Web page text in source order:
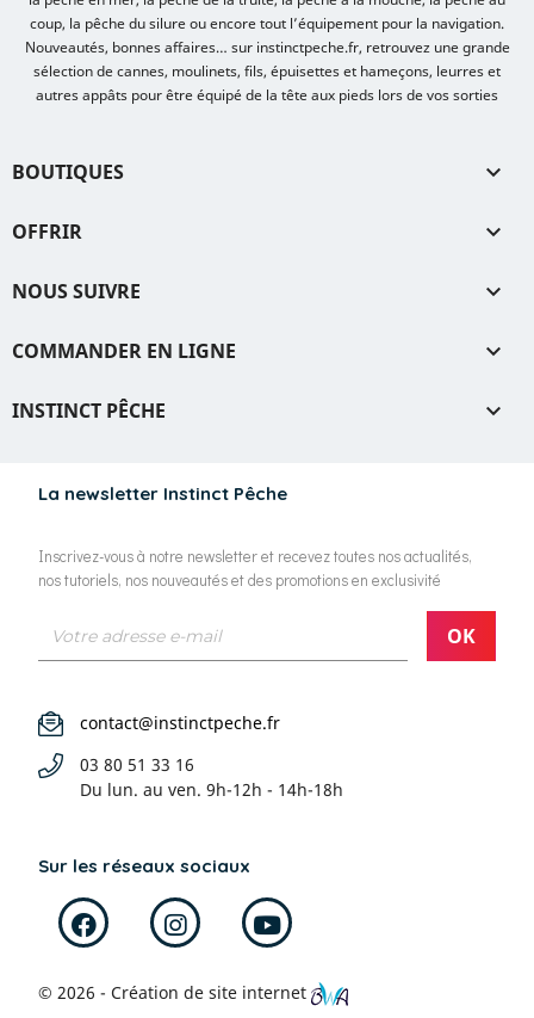
La newsletter Instinct Pêche
Inscrivez-vous à notre newsletter et recevez toutes nos actualités,
nos tutoriels, nos nouveautés et des promotions en exclusivité
contact@instinctpeche.fr
03 80 51 33 16
Du lun. au ven. 9h-12h - 14h-18h
Sur les réseaux sociaux
© 2026 - Création de site internet
coup, la pêche du silure ou encore tout l’équipement pour la navigation.
Nouveautés, bonnes affaires… sur instinctpeche.fr, retrouvez une grande
sélection de cannes, moulinets, fils, épuisettes et hameçons, leurres et
autres appâts pour être équipé de la tête aux pieds lors de vos sorties
BOUTIQUES 
OFFRIR 
NOUS SUIVRE 
COMMANDER EN LIGNE 
INSTINCT PÊCHE 